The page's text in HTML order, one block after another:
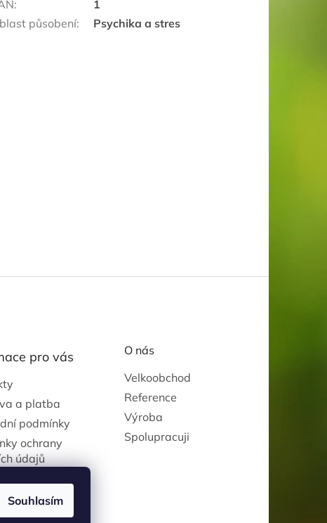
Souhlasím
:
1
působení: Psychika a stres
pro vás
a platba
podmínky
ochrany
údajů
O nás
Velkoobchod
Reference
Výroba
Spolupracuji